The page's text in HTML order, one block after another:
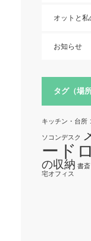
オットと
お知らせ
タグ（場
キッチン・台所
ソコンデスク
ード
の収納 書斎
宅オフィス